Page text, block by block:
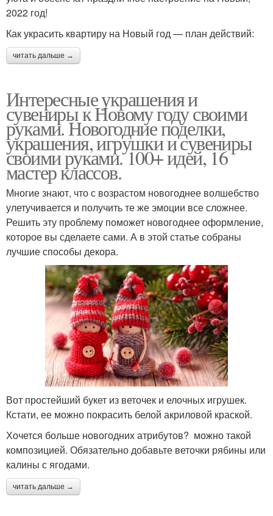
2022 год!
Как украсить квартиру на Новый год — план действий:
читать дальше →
Интересные украшения и
сувениры к Новому году своими
руками. Новогодние поделки,
украшения, игрушки и сувениры
своими руками. 100+ идей, 16
мастер классов.
Многие знают, что с возрастом новогоднее волшебство
улетучивается и получить те же эмоции все сложнее.
Решить эту проблему поможет новогоднее оформление,
которое вы сделаете сами. А в этой статье собраны
лучшие способы декора.
Вот простейший букет из веточек и елочных игрушек.
Кстати, ее можно покрасить белой акриловой краской.
Хочется больше новогодних атрибутов? можно такой
композицией. Обязательно добавьте веточки рябины или
калины с ягодами.
читать дальше →